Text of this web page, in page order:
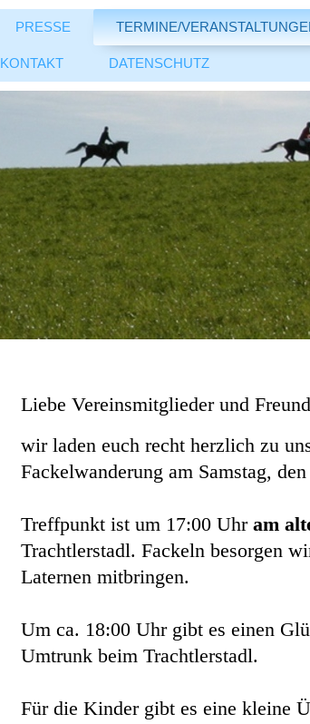
PRESSE TERMINE/
KONTAKT DATENSCHUTZ
Liebe Vereinsmitglieder und
wir laden euch recht herzlich zu
Fackelwanderung am Samstag, den
Treffpunkt ist um 17:00 Uhr am
Trachtlerstadl. Fackeln besorgen
Laternen mitbringen.
Um ca. 18:00 Uhr gibt es einen
Umtrunk beim Trachtlerstadl.
Für die Kinder gibt es eine kleine